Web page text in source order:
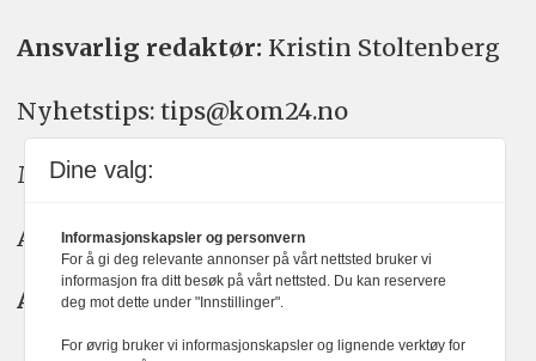
Ansvarlig redaktør: Kristin Stoltenberg
Nyhetstips: tips@kom24.no
Meninger: meninger@kom24.no
Annonse: annonse@watchmedia.no
Abonnement:kom24@watchmedia.no
Dine valg:
Informasjonskapsler og personvern
For å gi deg relevante annonser på vårt nettsted bruker vi
informasjon fra ditt besøk på vårt nettsted. Du kan reservere
deg mot dette under "Innstillinger".
For øvrig bruker vi informasjonskapsler og lignende verktøy for